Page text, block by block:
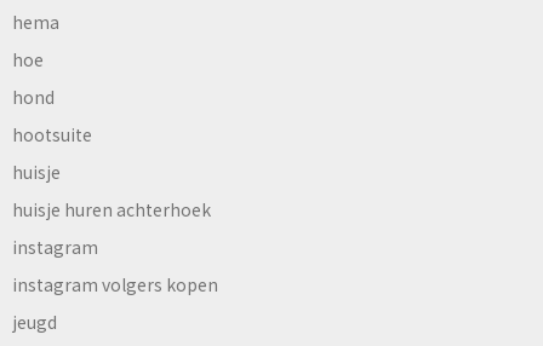
hema
hoe
hond
hootsuite
huisje
huisje huren achterhoek
instagram
instagram volgers kopen
jeugd